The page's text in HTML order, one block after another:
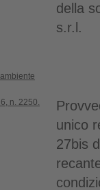
della
s.r.l.
n. 2250.
unico
27bis